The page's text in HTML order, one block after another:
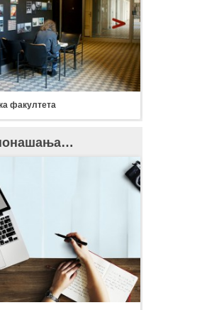
факултета